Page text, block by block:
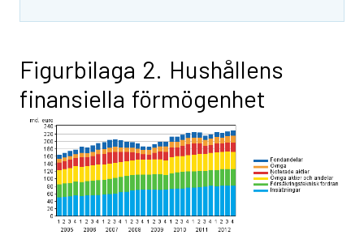
Figurbilaga 2. Hushållens
finansiella förmögenhet